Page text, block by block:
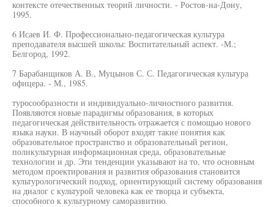
контексте отечественных теорий личности. - Ростов-на-Дону,
1995.
6 Исаев И. Ф. Профессионально-педагогическая культура
преподавателя высшей школы: Воспитательный аспект. -М.;
Белгород, 1992.
7 Барабанщиков А. В., Муцынов С. С. Педагогическая культура
офицера. - М., 1985.
туросообразности и индивидуально-личностного развития.
Появляются новые парадигмы образования, в которых
педагогическая действительность отражается с помощью нового
языка науки. В научный оборот входят такие понятия как
образовательное пространство и образовательный регион,
поликультурная информационная среда, образовательные
технологии и др. Эти тенденции указывают на то, что основным
методом проектирования и развития образования становится
культурологический подход, ориентирующий систему образования
на диалог с культурой человека как ее творца и субъекта,
способного к культурному саморазвитию.